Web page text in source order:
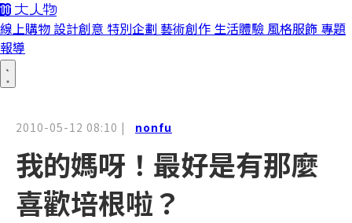
線上購物 設計創意 特別企劃 藝術創作 生活體驗 風格服飾 專題
報導
2010-05-12 08:10 | nonfu
我的媽呀！最好是有那麼
喜歡培根啦？